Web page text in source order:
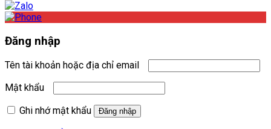
Đăng nhập
Tên tài khoản hoặc địa chỉ email
Mật khẩu
Ghi nhớ mật khẩu
Đăng nhập